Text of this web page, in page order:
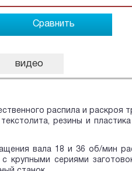
Сравнить
видео
распила и раскроя
резины и
вала 18 и 36 об/мин
крупными сериями